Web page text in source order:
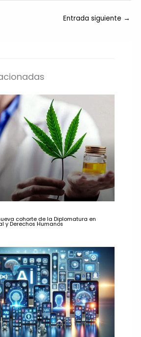
Entrada siguiente →
cohorte de la Diplomatura en
y Derechos Humanos